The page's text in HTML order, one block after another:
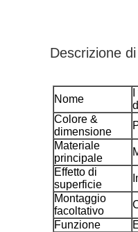
Descrizione
Nome
Colore &
dimensione
Materiale
principale
Effetto di
superficie
Montaggio
facoltativo
Funzione